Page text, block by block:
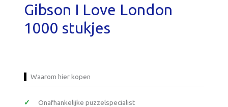
Gibson I Love London
1000 stukjes
Waarom hier kopen
Onafhankelijke puzzelspecialist